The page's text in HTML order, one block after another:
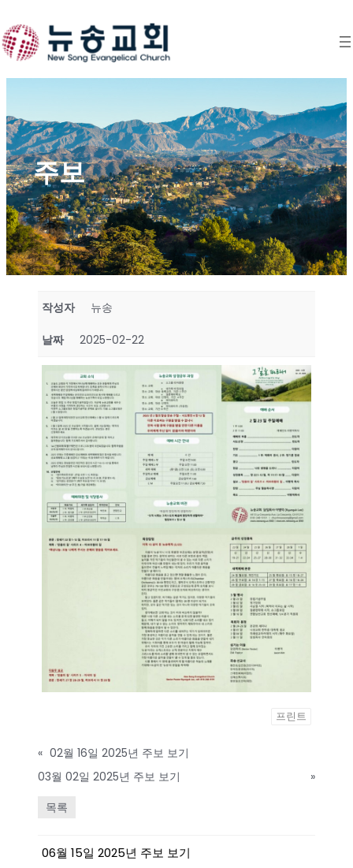
to
content
주보
작성자 뉴송
날짜 2025-02-22
프린트
« 02월 16일 2025년 주보 보기
03월 02일 2025년 주보 보기
»
목록
06월 15일 2025년 주보 보기